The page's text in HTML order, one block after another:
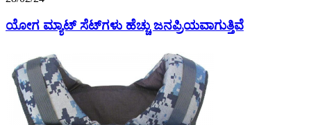
ಯೋಗ ಮ್ಯಾಟ್ ಸೆಟ್‌ಗಳು ಹೆಚ್ಚು ಜನಪ್ರಿಯವಾಗುತ್ತಿವೆ